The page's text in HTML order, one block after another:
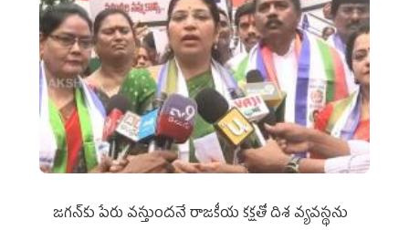
జగన్‌కు పేరు వస్తుందనే రాజకీయ కక్షతో దిశ వ్య‌వ‌స్థ‌ను